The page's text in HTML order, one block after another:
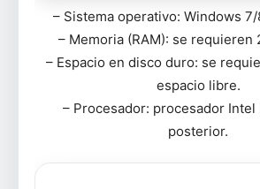
– Sistema operativo: Windows 7/
– Memoria (RAM): se requieren
– Espacio en disco duro: se
espacio libre.
– Procesador: procesador Intel
posterior.